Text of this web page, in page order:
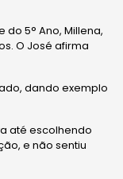
do 5° Ano, Millena,
O José afirma
dando exemplo
até escolhendo
e não sentiu